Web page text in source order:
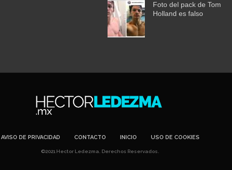
Foto del pack de Tom
Holland es falso
AVISO DE PRIVACIDAD CONTACTO INICIO USO DE COOKIES
©2021 Hector Ledezma. Derechos Reservados.